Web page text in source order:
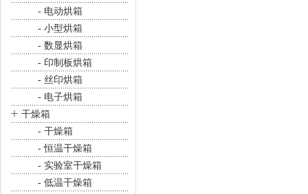
- 电动烘箱
- 小型烘箱
- 数显烘箱
- 印制板烘箱
- 丝印烘箱
- 电子烘箱
+ 干燥箱
- 干燥箱
- 恒温干燥箱
- 实验室干燥箱
- 低温干燥箱